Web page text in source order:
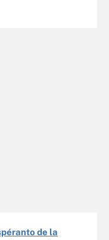
de la